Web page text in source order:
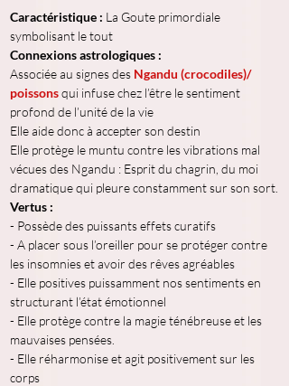
Caractéristique : La Goute primordiale
Connexions astrologiques :
Associée au signes des Ngandu (crocodiles)/
poissons qui infuse chez l’être le sentiment
profond de l’unité de la vie
Elle aide donc à accepter son destin
Elle protège le muntu contre les vibrations mal
vécues des Ngandu : Esprit du chagrin, du moi
Vertus :
- Possède des puissants effets curatifs
- A placer sous l’oreiller pour se protéger contre
les insomnies et avoir des rêves agréables
- Elle positives puissamment nos sentiments en
structurant l’état émotionnel
- Elle protège contre la magie ténébreuse et les
mauvaises pensées.
- Elle réharmonise et agit positivement sur les
corps